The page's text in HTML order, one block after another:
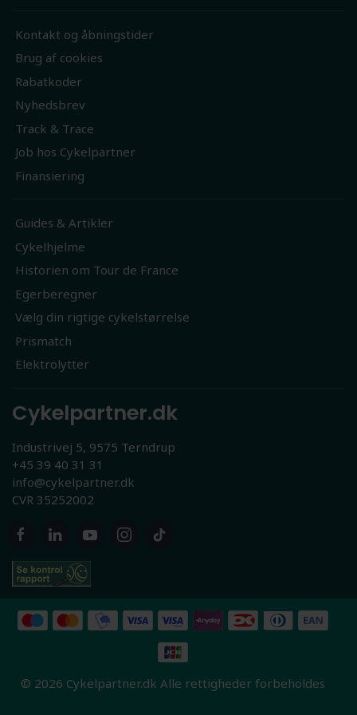
Kontakt og åbningstider
Brug af cookies
Rabatkoder
Nyhedsbrev
Track & Trace
Job hos Cykelpartner
Finansiering
Guides & Artikler
Cykelhjelme
Historien om Tour de France
Egerberegner
Vælg din rigtige cykelstørrelse
Prismatch
Elektrolytter
Cykelpartner.dk
Industrivej 5, 9575 Terndrup
+45 39 40 31 31
info@cykelpartner.dk
CVR 35252002
© 2026 Cykelpartner.dk Alle rettigheder forbeholdes